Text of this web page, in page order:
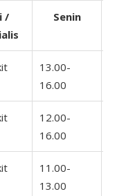
/
Senin
13.00-
16.00
12.00-
16.00
11.00-
13.00